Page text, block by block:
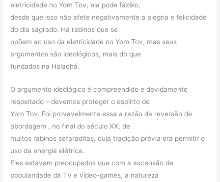
eletricidade no Yom Tov, ela pode fazêlo,
desde que isso não afete negativamente a alegria e felicidade
do dia sagrado. Há rabinos que se
opõem ao uso da eletricidade no Yom Tov, mas seus
argumentos são ideológicos, mais do que
fundados na Halachá.
O argumento ideológico é compreendido e devidamente
respeitado – devemos proteger o espírito de
Yom Tov. Foi provavelmente essa a razão da reversão de
abordagem , no final do século XX, de
muitos rabinos sefaraditas, cuja tradição prévia era permitir o
uso da energia elétrica.
Eles estavam preocupados que com a ascensão de
popularidade da TV e vídeo-games, a natureza